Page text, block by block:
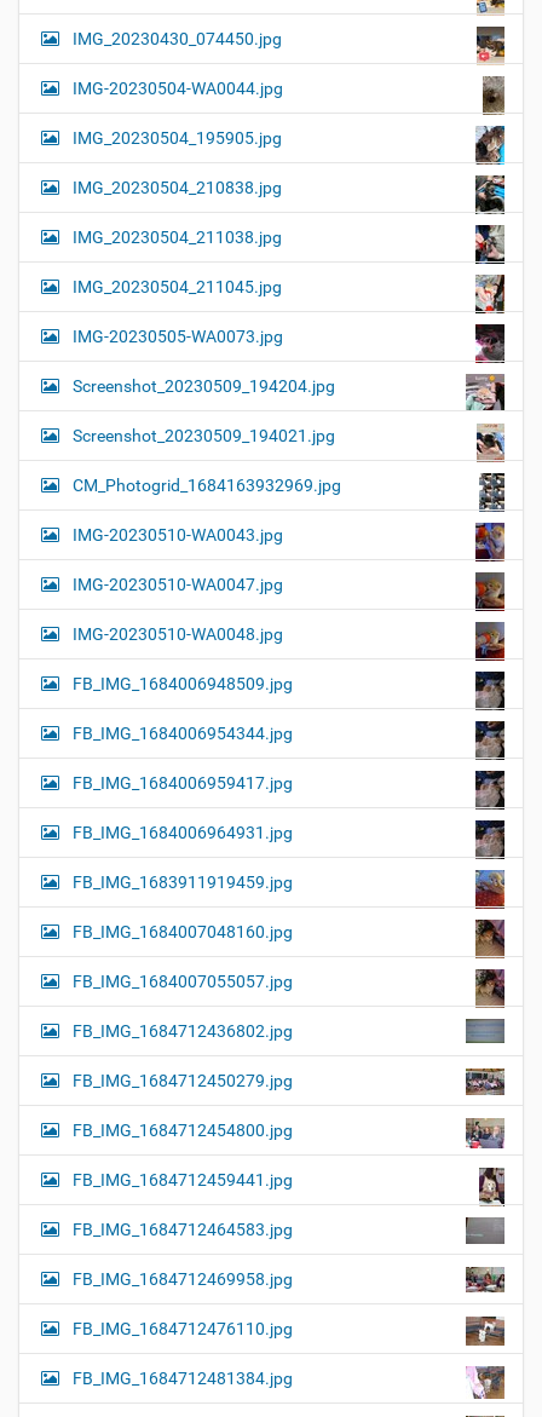
IMG_20230430_074450.jpg
IMG-20230504-WA0044.jpg
IMG_20230504_195905.jpg
IMG_20230504_210838.jpg
IMG_20230504_211038.jpg
IMG_20230504_211045.jpg
IMG-20230505-WA0073.jpg
Screenshot_20230509_194204.jpg
Screenshot_20230509_194021.jpg
CM_Photogrid_1684163932969.jpg
IMG-20230510-WA0043.jpg
IMG-20230510-WA0047.jpg
IMG-20230510-WA0048.jpg
FB_IMG_1684006948509.jpg
FB_IMG_1684006954344.jpg
FB_IMG_1684006959417.jpg
FB_IMG_1684006964931.jpg
FB_IMG_1683911919459.jpg
FB_IMG_1684007048160.jpg
FB_IMG_1684007055057.jpg
FB_IMG_1684712436802.jpg
FB_IMG_1684712450279.jpg
FB_IMG_1684712454800.jpg
FB_IMG_1684712459441.jpg
FB_IMG_1684712464583.jpg
FB_IMG_1684712469958.jpg
FB_IMG_1684712476110.jpg
FB_IMG_1684712481384.jpg